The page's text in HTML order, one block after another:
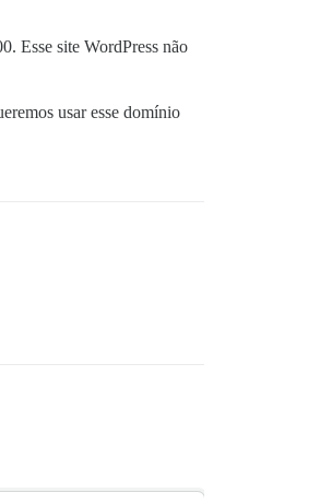
Esse site WordPress não
usar esse domínio